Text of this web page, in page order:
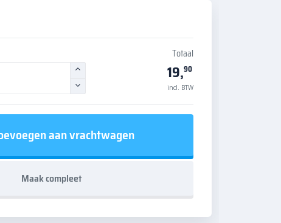
Totaal
19,90
incl. BTW
aan vrachtwagen
Maak compleet